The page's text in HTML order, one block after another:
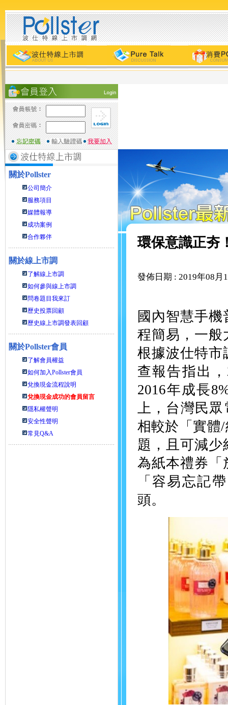
關於Pollster
公司簡介
服務項目
媒體報導
成功案例
合作夥伴
關於線上市調
了解線上市調
如何參與線上市調
問卷題目我來訂
歷史投票回顧
歷史線上市調發表回顧
關於Pollster會員
了解會員權益
如何加入Pollster會員
兌換現金流程說明
兌換現金成功的會員留言
隱私權聲明
安全性聲明
常見Q&A
環保意識正夯
發佈日期 : 2019年08月
國內智慧手
程簡易，一般
根據波仕特市
查報告指出
2016年成長
上，台灣民眾
相較於「實體
題，且可減
為紙本禮券「
「容易忘記
頭。